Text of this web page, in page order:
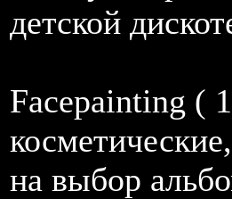
детской
Facepainting (
на выбор